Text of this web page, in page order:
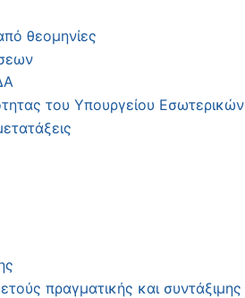
θεομηνίες
του Υπουργείου Εσωτερικών
πραγματικής και συντάξιμης